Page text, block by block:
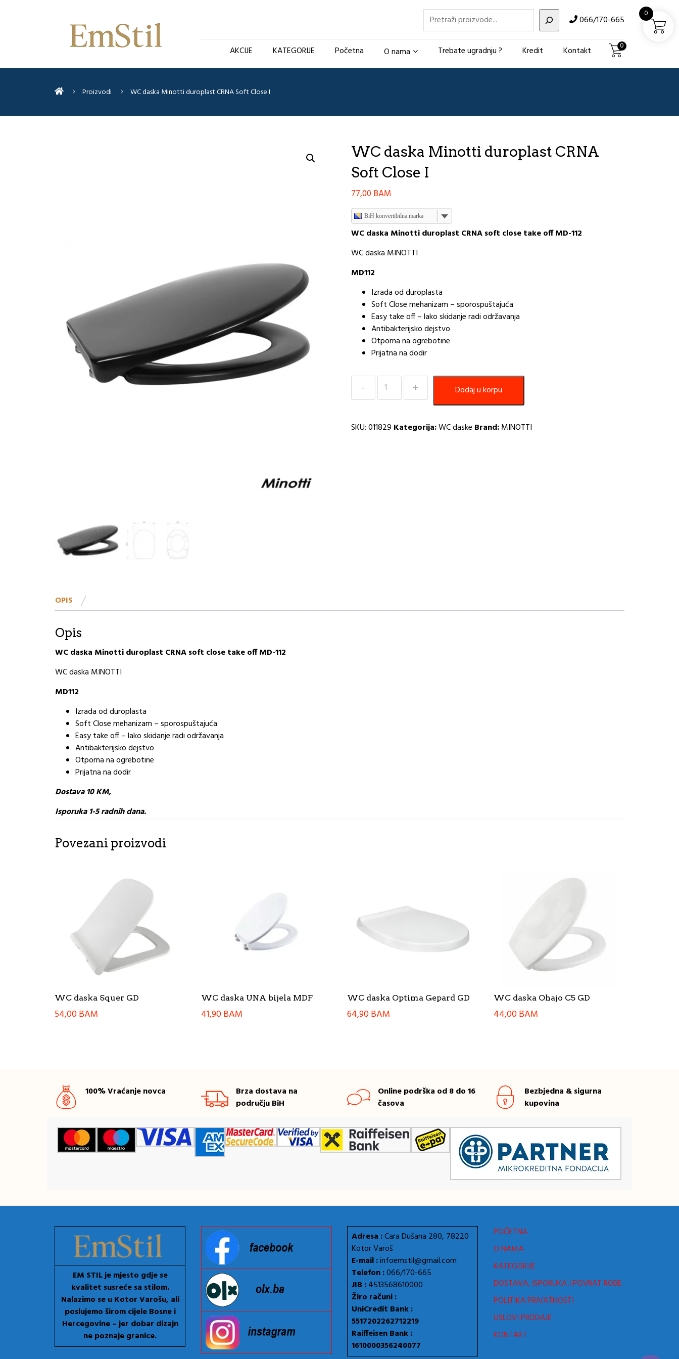
Pretraži 066/170-665
AKCIJE KATEGORIJE Početna O nama Trebate ugradnju ? Kredit Kontakt 0
Proizvodi WC daska Minotti duroplast CRNA Soft Close I
WC daska Minotti duroplast CRNA
Soft Close I
77,00 BAM
BiH konvertibilna marka
WC daska Minotti duroplast CRNA soft close take off MD-112
WC daska MINOTTI
MD112
Izrada od duroplasta
Soft Close mehanizam – sporospuštajuća
Easy take off – lako skidanje radi održavanja
Antibakterijsko dejstvo
Otporna na ogrebotine
Prijatna na dodir
WC
daska
CRNA
Dodaj u korpu
SKU:011829 Kategorija:WC daske Brand:MINOTTI
OPIS
Opis
WC daska Minotti duroplast CRNA soft close take off MD-112
WC daska MINOTTI
MD112
Izrada od duroplasta
Soft Close mehanizam – sporospuštajuća
Easy take off – lako skidanje radi održavanja
Antibakterijsko dejstvo
Otporna na ogrebotine
Prijatna na dodir
Dostava 10 KM,
Isporuka 1-5 radnih dana.
Povezani proizvodi
WC daska Squer GD
54,00BAM
WC daska UNA bijela MDF
41,90BAM
WC daska Optima Gepard GD
64,90BAM
WC daska Ohajo C5 GD
44,00BAM
100% Vraćanje novca
Brza dostava na
području BiH
Online podrška od 8 do 16
časova
Bezbjedna & sigurna
kupovina
EM STIL je mjesto gdje se
kvalitet susreće sa stilom.
Nalazimo se u Kotor Varošu, ali
poslujemo širom cijele Bosne i
Hercegovine – jer dobar dizajn
ne poznaje granice.
Adresa :Cara Dušana 280, 78220
Kotor Varoš
E-mail :infoemstil@gmail.com
Telefon :066/170-665
JIB :4513568610000
Žiro računi :
UniCredit Bank :
5517202262712219
Raiffeisen Bank :
1610000356240077
POČETNA
O NAMA
KATEGORIJE
DOSTAVA, ISPORUKA I POVRAT ROBE
POLITIKA PRIVATNOSTI
USLOVI PRODAJE
KONTAKT
0